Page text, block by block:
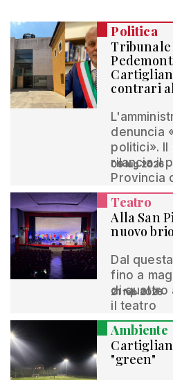
Politica
contrari
denuncia
politici». Il
rilancia il
Provincia
09 lug 2026
Teatro
Alla San
nuovo
Dal
fino a
di quattro
il teatro
21 feb 2026
Ambiente
"green"